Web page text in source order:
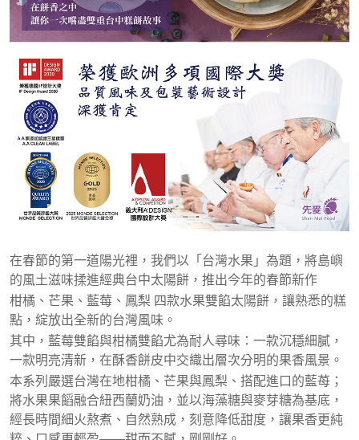
在春節的第一道陽光裡，我們以「台灣水果」為題，將島嶼
的風土滋味揉進經典台中太陽餅，推出今年的春節新作
柑橘、芒果、藍莓、鳳梨 四款水果雙餡太陽餅，讓熟悉的糕
點，綻放出全新的台灣風味。
其中，藍莓雙餡與柑橘雙餡尤為耐人尋味：一款沉穩細膩，
一款明亮清新，在酥香餅皮中交織出層次分明的果香風景。
本系列嚴選台灣在地柑橘、芒果與鳳梨、搭配進口的藍苺；
將水果果饀融合紐西蘭奶油，並以海藻糖與麥芽糖為基底，
經長時間細火熬煮、自然熟成，刻意降低甜度，讓果香更純